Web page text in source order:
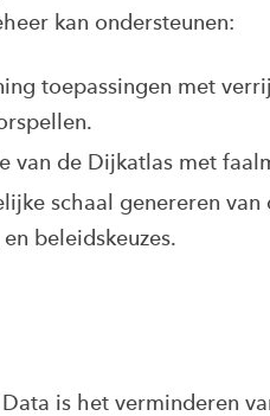
kan ondersteunen:
toepassingen met
van de Dijkatlas met
schaal genereren
beleidskeuzes.
is het verminderen